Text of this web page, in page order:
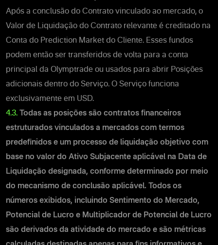
Após a conclusão do Contrato vinculado ao mercado, o
Valor de Liquidação do Contrato relevante é creditado na
Conta do Prediction Market do Cliente. Esses fundos
podem então ser transferidos de volta para a conta
principal da Olymptrade ou usados para abrir Posições
adicionais dentro do Serviço. O Serviço funciona
exclusivamente em USD.
4.3.
Todas as posições são contratos financeiros
estruturados vinculados a mercados com termos
predefinidos e um processo de liquidação objetivo com
base no valor do Ativo Subjacente aplicável na Data de
Liquidação designada, conforme determinado por meio
do mecanismo de conclusão aplicável.
Todos os
números exibidos, incluindo Sentimento do Mercado,
Potencial de Lucro e Multiplicador de Potencial de Lucro
são derivados da atividade do mercado e são métricas